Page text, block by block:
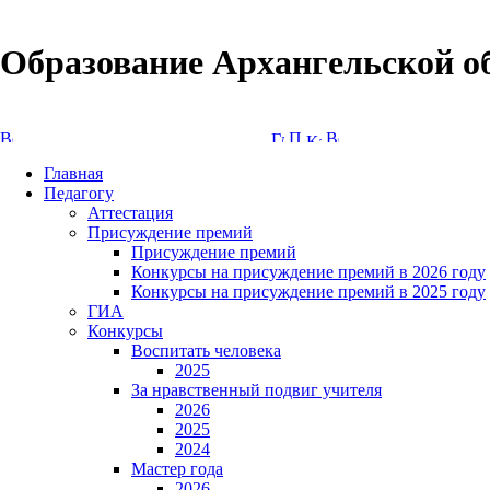
Образование Архангельской
Главная
Педагогу
Аттестация
Присуждение премий
Присуждение премий
Конкурсы на присуждение премий в 2026 году
Конкурсы на присуждение премий в 2025 году
ГИА
Конкурсы
Воспитать человека
2025
За нравственный подвиг учителя
2026
2025
2024
Мастер года